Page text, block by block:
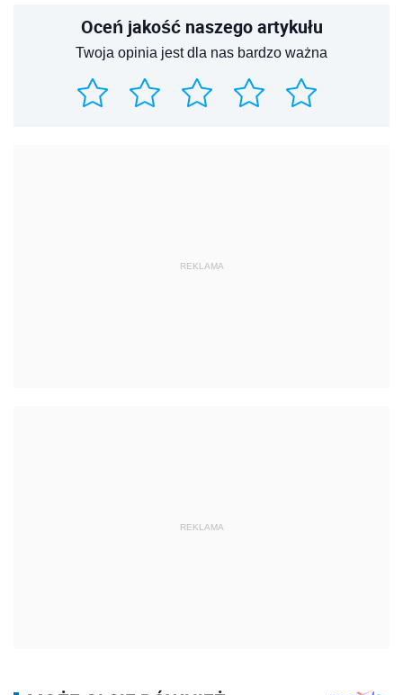
Oceń jakość naszego artykułu
Twoja opinia jest dla nas bardzo ważna
REKLAMA
REKLAMA